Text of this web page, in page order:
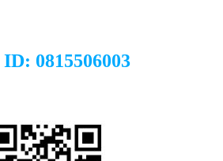
0815506003